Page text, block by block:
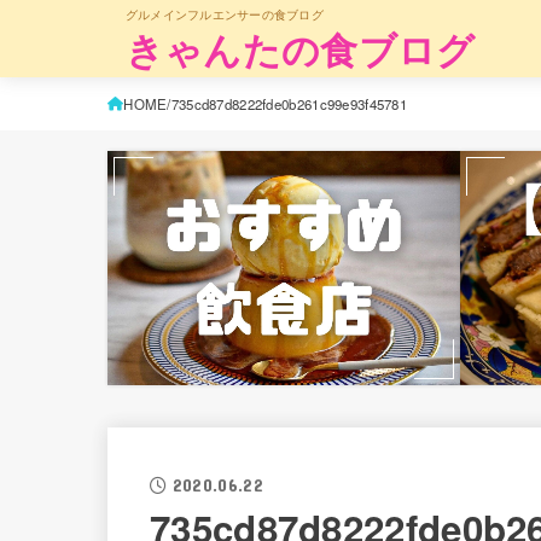
グルメインフルエンサーの食ブログ
きゃんたの食ブログ
HOME 735cd87d8222fde0b261c99e93f45781
2020.06.22